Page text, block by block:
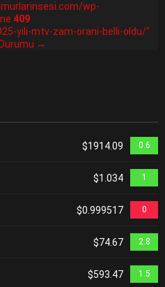
wp-
409
yili-mtv-zam-orani-belli-oldu/"
→
$1914.09 0.6
$1.034 1
$0.999517 0
$74.67 2.8
$593.47 1.5